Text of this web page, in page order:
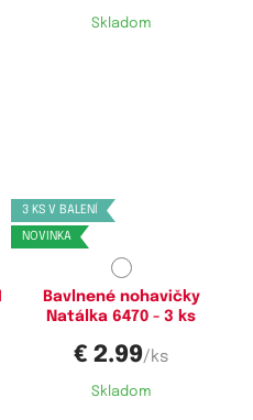
Skladom
3 KS V BALENÍ
NOVINKA
S,M,
Bavlnené nohavičky
Natálka 6470 - 3 ks
€ 2.99/ks
Skladom